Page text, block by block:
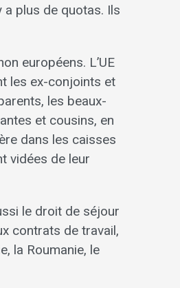
a plus de quotas. Ils
européens. L’UE
les ex-conjoints et
les beaux-
et cousins, en
dans les caisses
vidées de leur
le droit de séjour
contrats de travail,
la Roumanie, le